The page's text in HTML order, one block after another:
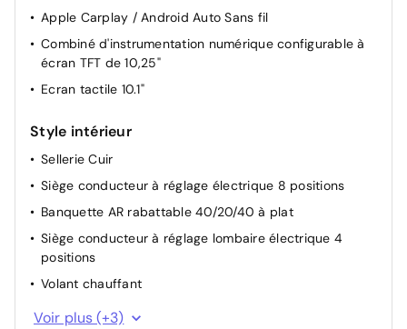
Apple Carplay / Android Auto Sans fil
Combiné d'instrumentation numérique configurable à
écran TFT de 10,25"
Ecran tactile 10.1"
Style intérieur
Sellerie Cuir
Siège conducteur à réglage électrique 8 positions
Banquette AR rabattable 40/20/40 à plat
Siège conducteur à réglage lombaire électrique 4
positions
Volant chauffant
Commande audio au volant
Voir plus (+3)